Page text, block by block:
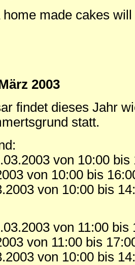
home made cakes
2003
findet dieses Jahr
statt.
von 10:00 bis
von 10:00 bis
von 10:00 bis
von 11:00 bis
von 11:00 bis
von 10:00 bis